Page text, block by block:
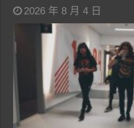
2026 年 8 月 4 日